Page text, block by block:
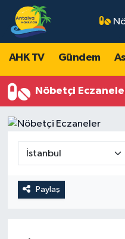
AHK TV Gündem
Nöbetçi
Paylaş
AHK TV
Gündem
Asayiş
Yaşam
Magazin
Antalya Nöbetçi
Antalya Hava
Antalya Namaz
Süper Lig Puan
Tüm Manşetler